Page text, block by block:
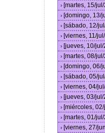
› [martes, 15/
› [domingo, 13/
› [sábado, 12/
› [viernes, 11/
› [jueves, 10/
› [martes, 08/
› [domingo, 06/
› [sábado, 05/
› [viernes, 04/
› [jueves, 03/
› [miércoles,
› [martes, 01/
› [viernes, 27/